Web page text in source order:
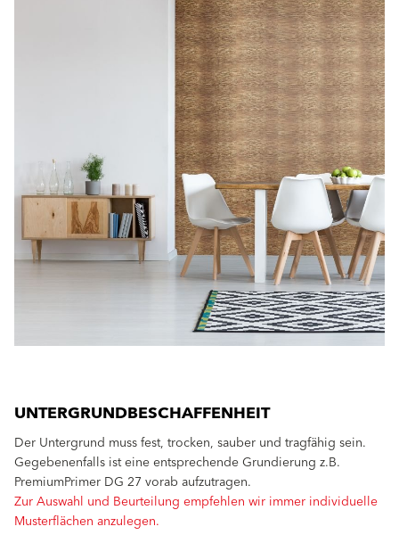
UNTERGRUNDBESCHAFFENHEIT
Der Untergrund muss fest, trocken, sauber und tragfähig sein.
Gegebenenfalls ist eine entsprechende Grundierung z.B.
PremiumPrimer DG 27 vorab aufzutragen.
Zur Auswahl und Beurteilung empfehlen wir immer individuelle
Musterflächen anzulegen.